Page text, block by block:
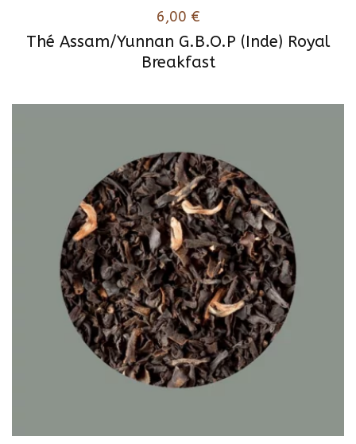
Thé Assam/Yunnan G.B.O.P (Inde) Royal
Breakfast
6,00 €